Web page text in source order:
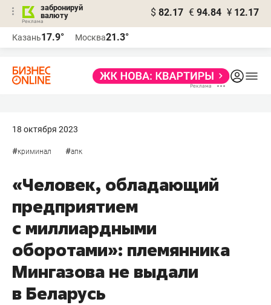
забронируй
валюту
$ 82.17 € 94.84 ¥ 12.17
Казань17.9° Москва21.3°
18 октября 2023
#криминал #апк
«Человек, обладающий
предприятием
с миллиардными
оборотами»: племянника
Мингазова не выдали
в Беларусь